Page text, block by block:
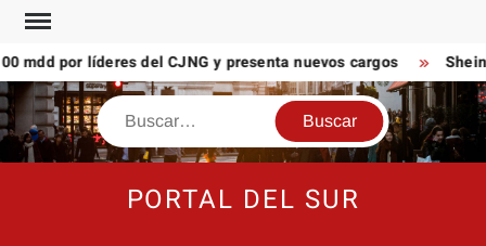
Saltar
contenidopor líderes del CJNG y presenta nuevos cargos
Buscar
PORTAL DEL SUR